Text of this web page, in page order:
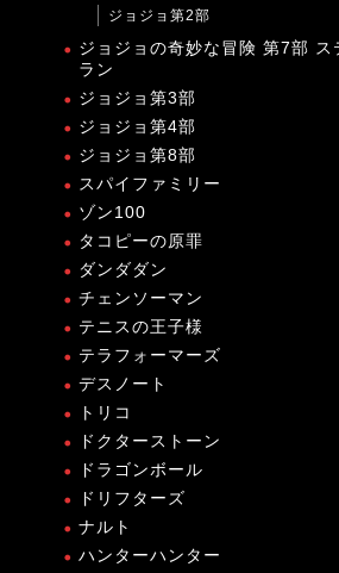
ジョジョ第2部
ジョジョの奇妙な冒険 第7部 ス
ラン
ジョジョ第3部
ジョジョ第4部
ジョジョ第8部
スパイファミリー
ゾン100
タコピーの原罪
ダンダダン
チェンソーマン
テニスの王子様
テラフォーマーズ
デスノート
トリコ
ドクターストーン
ドラゴンボール
ドリフターズ
ナルト
ハンターハンター